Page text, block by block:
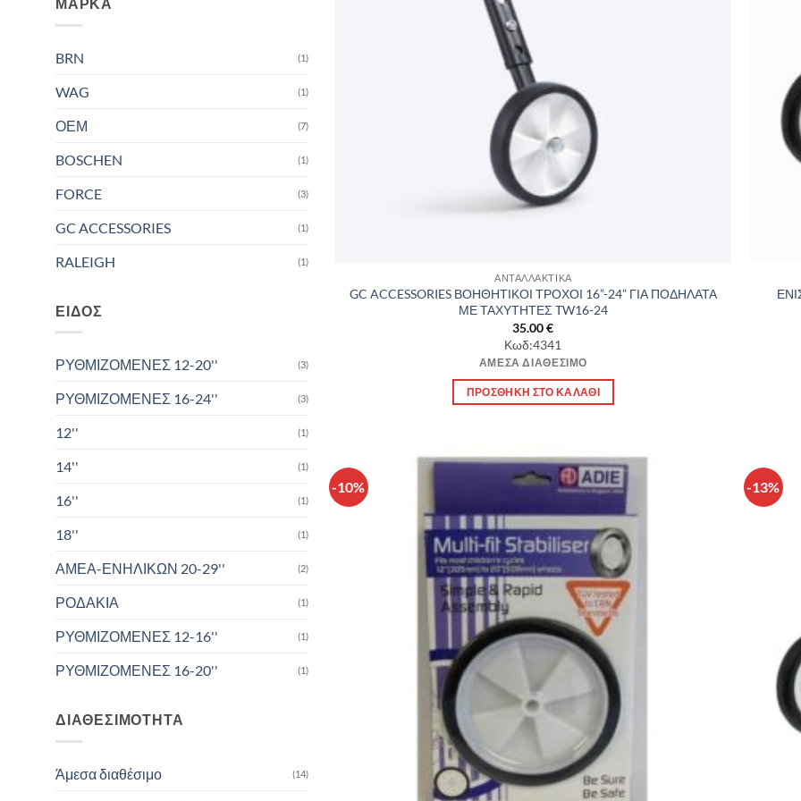
ΜΆΡΚΑ
BRN (1)
WAG (1)
ΟΕΜ (7)
BOSCHEN (1)
FORCE (3)
GC ACCESSORIES (1)
RALEIGH (1)
ΕΊΔΟΣ
ΡΥΘΜΙΖΟΜΕΝΕΣ 12-20'' (3)
ΡΥΘΜΙΖΟΜΕΝΕΣ 16-24'' (3)
12'' (1)
14'' (1)
16'' (1)
18'' (1)
ΑΜΕΑ-ΕΝΗΛΙΚΩΝ 20-29'' (2)
ΡΟΔΑΚΙΑ (1)
ΡΥΘΜΙΖΟΜΕΝΕΣ 12-16'' (1)
ΡΥΘΜΙΖΟΜΕΝΕΣ 16-20'' (1)
ΔΙΑΘΕΣΙΜΌΤΗΤΑ
Άμεσα διαθέσιμο (14)
ΑΝΤΑΛΛΑΚΤΙΚΑ
GC ACCESSORIES ΒΟΗΘΗΤΙΚΟΙ ΤΡΟΧΟΙ 16”-24” ΓΙΑ ΠΟΔΗΛΑΤΑ
ΜΕ ΤΑΧΥΤΗΤΕΣ TW16-24
35.00€
Κωδ:4341
ΆΜΕΣΑ ΔΙΑΘΈΣΙΜΟ
ΠΡΟΣΘΉΚΗ ΣΤΟ ΚΑΛΆΘΙ
-10% -13%